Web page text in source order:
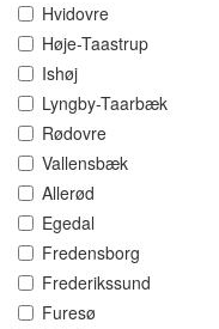
Hvidovre
Høje-Taastrup
Ishøj
Lyngby-Taarbæk
Rødovre
Vallensbæk
Allerød
Egedal
Fredensborg
Frederikssund
Furesø